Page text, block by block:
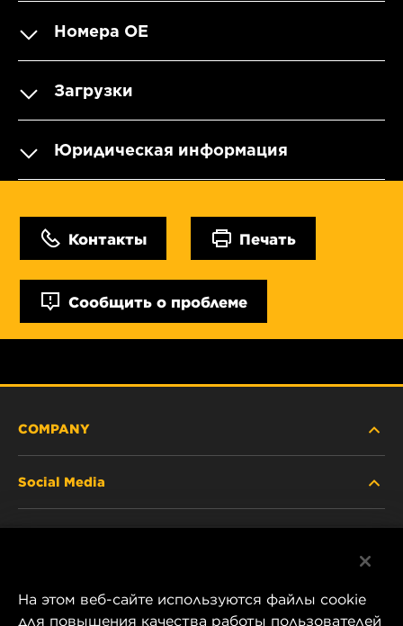
Номера OE
Загрузки
Юридическая информация
Контакты Печать
Сообщить о проблеме
COMPANY
CAREER
Social Media
Instagram
На этом веб-сайте используются файлы cookie
для повышения качества работы пользователей